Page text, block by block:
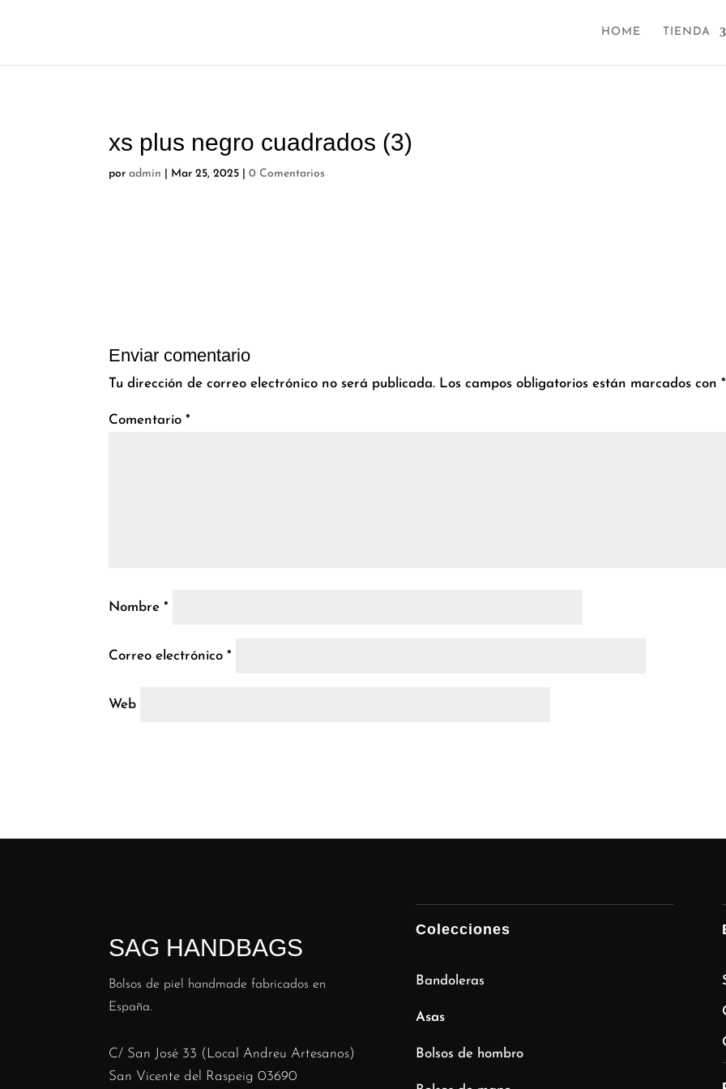
HOME TIENDA
xs plus negro cuadrados (3)
poradmin Mar 25, 2025 |0 Comentarios
Enviar comentario
Tu dirección de correo electrónico no será publicada. Los campos obligatorios están marcados con*
Comentario*
Nombre*
Correo electrónico*
Web
SAG HANDBAGS
Bolsos de piel handmade fabricados en
España.
C/ San José 33 (Local Andreu Artesanos)
San Vicente del Raspeig 03690
Colecciones
Bandoleras
Asas
Bolsos de hombro